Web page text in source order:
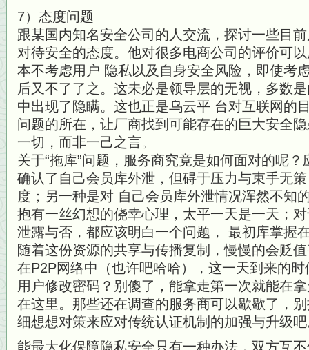
7）态度问题
跟某国内知名安全公司的人交流，探讨一些目
对待安全的态度。他对很多电商公司的评价可
本不考虑用户 隐私以及自身安全风险，即使考
后又不了了之。这未必是领导层的无视，多数
中出现了隐瞒。这也正是乌云平 台对互联网的
问题的所在，让厂商找到可能存在的巨大安全
一切，而非一己之言。
关于“拖库”问题，服务商究竟是如何面对的呢
确认了自己会员库外泄，但碍于压力与束手无
度；另一种是对 自己会员库外泄情况浑然不知
抱有一丝幻想的侥幸心理，太平一天是一天；
泄露与否，都应该明白一个问题， 最初库掌握
随着这份资源的共享与传播复制，慢慢的会贬
在P2P网络中（也许吧哈哈），这一天到来的
用户修改密码？别傻了，能拿走第一次就能在
在这里。那些还在调查的服务商可以歇歇了，
细想想对策来应对传统认证机制的加强与升级
能最大化保障隐私安全只有一种办法，双方互